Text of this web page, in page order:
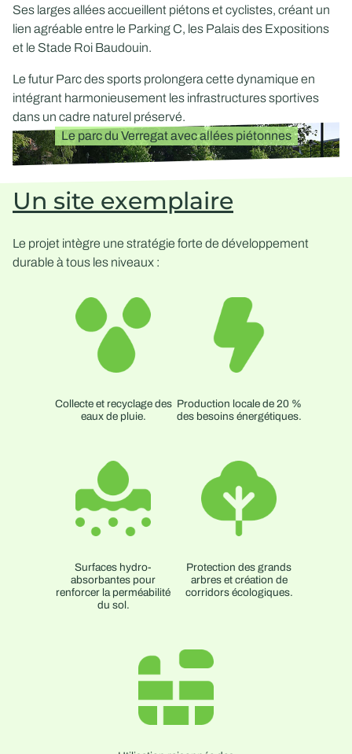
Ses larges allées accueillent piétons et cyclistes, créant un
lien agréable entre le Parking C, les Palais des Expositions
et le Stade Roi Baudouin.
Le futur Parc des sports prolongera cette dynamique en
intégrant harmonieusement les infrastructures sportives
dans un cadre naturel préservé.
Le parc du Verregat avec allées piétonnes
Un site exemplaire
Le projet intègre une stratégie forte de développement
durable à tous les niveaux :
Collecte et recyclage des
eaux de pluie.
Production locale de 20 %
des besoins énergétiques.
Surfaces hydro-
absorbantes pour
renforcer la perméabilité
du sol.
Protection des grands
arbres et création de
corridors écologiques.